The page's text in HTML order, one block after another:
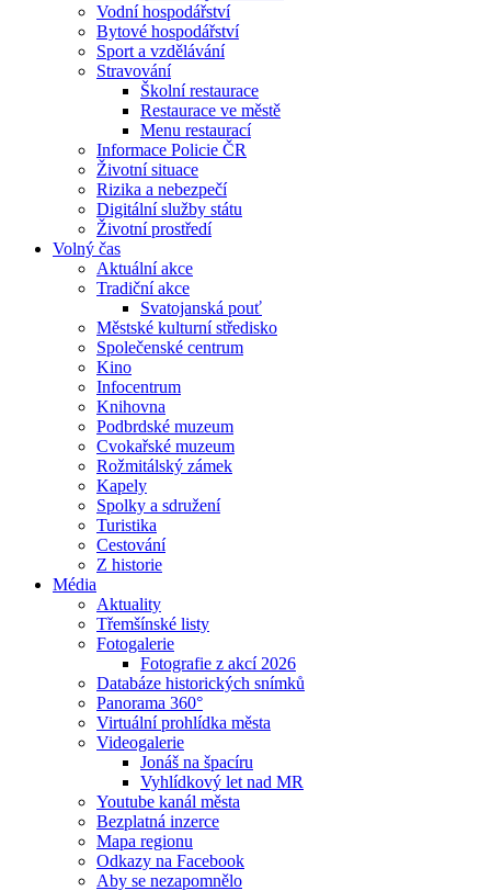
Vodní hospodářství
Bytové hospodářství
Sport a vzdělávání
Stravování
Školní restaurace
Restaurace ve městě
Menu restaurací
Informace Policie ČR
Životní situace
Rizika a nebezpečí
Digitální služby státu
Životní prostředí
Volný čas
Aktuální akce
Tradiční akce
Svatojanská pouť
Městské kulturní středisko
Společenské centrum
Kino
Infocentrum
Knihovna
Podbrdské muzeum
Cvokařské muzeum
Rožmitálský zámek
Kapely
Spolky a sdružení
Turistika
Cestování
Z historie
Média
Aktuality
Třemšínské listy
Fotogalerie
Fotografie z akcí 2026
Databáze historických snímků
Panorama 360°
Virtuální prohlídka města
Videogalerie
Jonáš na špacíru
Vyhlídkový let nad MR
Youtube kanál města
Bezplatná inzerce
Mapa regionu
Odkazy na Facebook
Aby se nezapomnělo